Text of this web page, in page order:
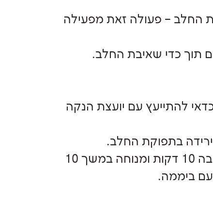
החלב – פעולה זאת מפעילה
תוך כדי שאיבת החלב.
להתייעץ עם יועצת הנקה
בתפוקת החלב.
ניתן גם להשתמש בשיטת power pump -שאיבה 10 דקות ומנוחה במשך 10
ביממה.